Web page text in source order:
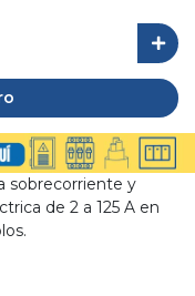
sobrecorriente y
de 2 a 125 A en